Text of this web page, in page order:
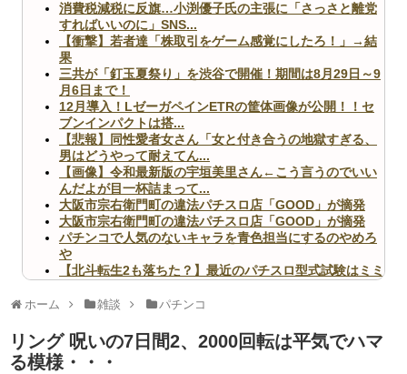
消費税減税に反旗…小渕優子氏の主張に「さっさと離党
すればいいのに」SNS...
【衝撃】若者達「株取引をゲーム感覚にしたろ！」→結
果
三共が「釘玉夏祭り」を渋谷で開催！期間は8月29日～9
月6日まで！
12月導入！LゼーガペインETRの筐体画像が公開！！セ
ブンインパクトは搭...
【悲報】同性愛者女さん「女と付き合うの地獄すぎる、
男はどうやって耐えてん...
【画像】令和最新版の宇垣美里さん←こう言うのでいい
んだよが目一杯詰まって...
大阪市宗右衛門町の違法パチスロ店「GOOD」が摘発
大阪市宗右衛門町の違法パチスロ店「GOOD」が摘発
パチンコで人気のないキャラを青色担当にするのやめろ
や
【北斗転生2も落ちた？】最近のパチスロ型式試験はミミ
無職のパチンコカス(22)なんやが、ワイの人生どれくら
AngelBeats!とかいうクソアニメの思い出ｗｗｗ
ホーム 雑談 パチンコ
リング 呪いの7日間2、2000回転は平気でハマ
る模様・・・